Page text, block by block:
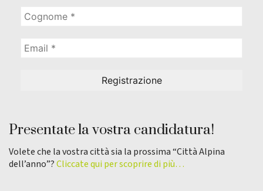
Presentate la vostra candidatura!
Volete che la vostra città sia la prossima “Città Alpina
dell’anno”?Cliccate qui per scoprire di più…